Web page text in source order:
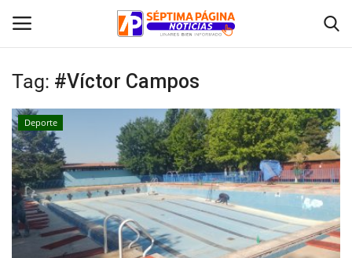
Inicio
Crónica
Policial
Tribunales
Tag: #Víctor Campos
Deporte